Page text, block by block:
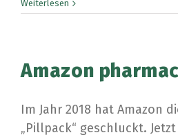
Weiterlesen
Amazon
Im Jahr 2018 hat Amazon
„Pillpack“ geschluckt.